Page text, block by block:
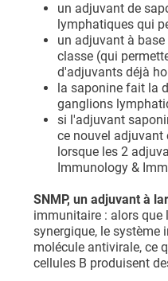
un adjuvant de
lymphatiques qui
un adjuvant à
classe (qui
d'adjuvants déjà
la saponine fait la
ganglions
si l'adjuvant
ce nouvel
lorsque les 2
Immunology &
SNMP, un adjuvant à
immunitaire : alors que
synergique, le système
molécule antivirale, ce
cellules B produisent